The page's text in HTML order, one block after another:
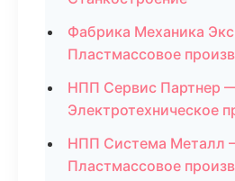
Фабрика Механика
Пластмассовое
НПП Сервис Партнер
Электротехническое
НПП Система Металл
Пластмассовое